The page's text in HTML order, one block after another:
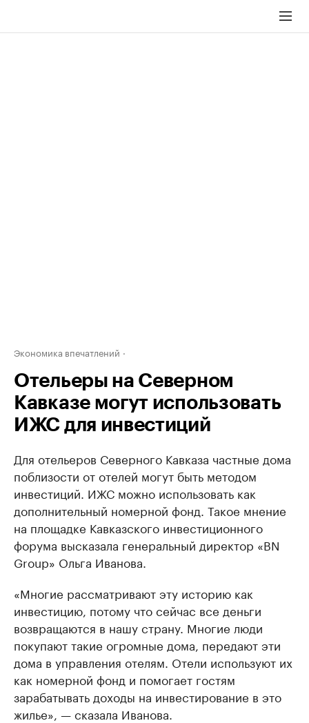
Экономика впечатлений
Отельеры на Северном
Кавказе могут использовать
ИЖС для инвестиций
Для отельеров Северного Кавказа частные дома
поблизости от отелей могут быть методом
инвестиций. ИЖС можно использовать как
дополнительный номерной фонд. Такое мнение
на площадке Кавказского инвестиционного
форума высказала генеральный директор «BN
Group» Ольга Иванова.
«Многие рассматривают эту историю как
инвестицию, потому что сейчас все деньги
возвращаются в нашу страну. Многие люди
покупают такие огромные дома, передают эти
дома в управления отелям. Отели используют их
как номерной фонд и помогает гостям
зарабатывать доходы на инвестирование в это
жилье», — сказала Иванова.